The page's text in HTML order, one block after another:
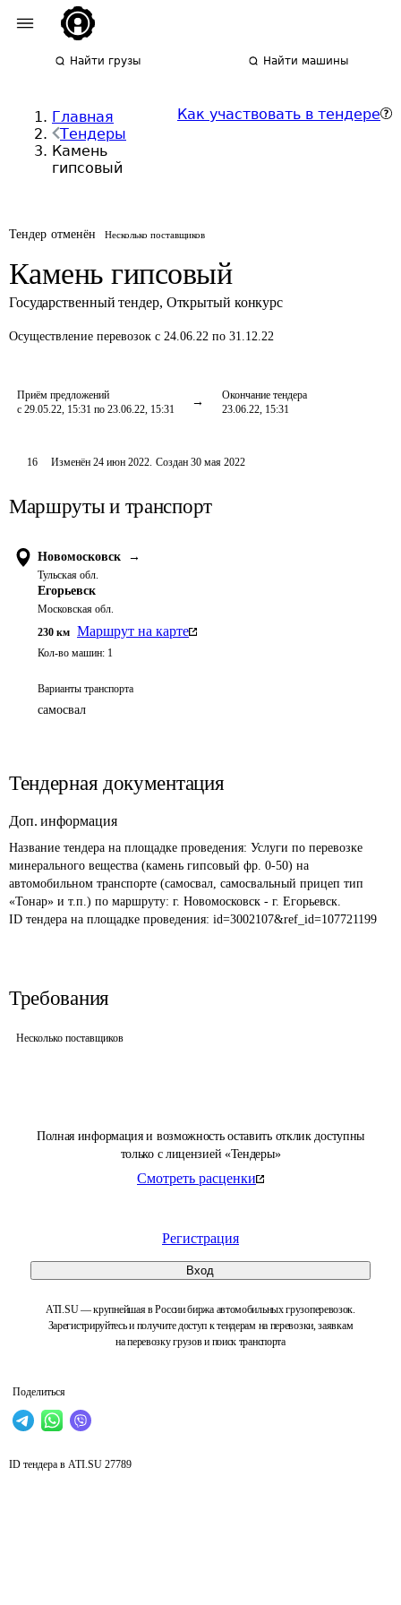
Найти грузы Найти машины
Главная
Тендеры
Камень
гипсовый
Как участвовать в тендере
Тендер отменён Несколько поставщиков
Камень гипсовый
Государственный тендер, Открытый конкурс
Осуществление перевозок с 24.06.22 по 31.12.22
Приём предложений
с 29.05.22, 15:31 по 23.06.22, 15:31
Окончание тендера
23.06.22, 15:31
Полная информация и возможность оставить отклик доступны
только с лицензией «Тендеры»
Смотреть расценки
Регистрация
Вход
ATI.SU — крупнейшая в России биржа автомобильных грузоперевозок.
Зарегистрируйтесь и получите доступ к тендерам на перевозки, заявкам
на перевозку грузов и поиск транспорта
Поделиться
16 Изменён24 июн 2022. Создан 30 мая 2022
Маршруты и транспорт
Новомосковск →
Тульская обл.
Егорьевск
Московская обл.
230 км Маршрут на карте
Кол-во машин: 1
Варианты транспорта
самосвал
Тендерная документация
Доп. информация
Название тендера на площадке проведения: Услуги по перевозке
минерального вещества (камень гипсовый фр. 0-50) на
автомобильном транспорте (самосвал, самосвальный прицеп тип
«Тонар» и т.п.) по маршруту: г. Новомосковск - г. Егорьевск.
ID тендера на площадке проведения: id=3002107&ref_id=107721199
Требования
Несколько поставщиков
ID тендера в ATI.SU 27789